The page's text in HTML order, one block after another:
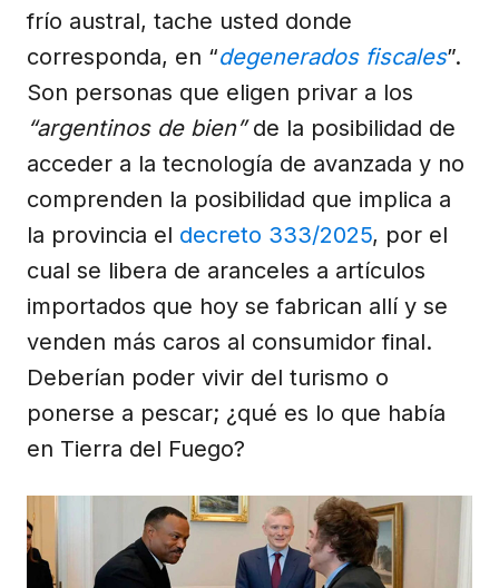
frío austral, tache usted donde
corresponda, en “degenerados fiscales”.
Son personas que eligen privar a los
“argentinos de bien”de la posibilidad de
acceder a la tecnología de avanzada y no
comprenden la posibilidad que implica a
la provincia el decreto 333/2025, por el
cual se libera de aranceles a artículos
importados que hoy se fabrican allí y se
venden más caros al consumidor final.
Deberían poder vivir del turismo o
ponerse a pescar; ¿qué es lo que había
en Tierra del Fuego?